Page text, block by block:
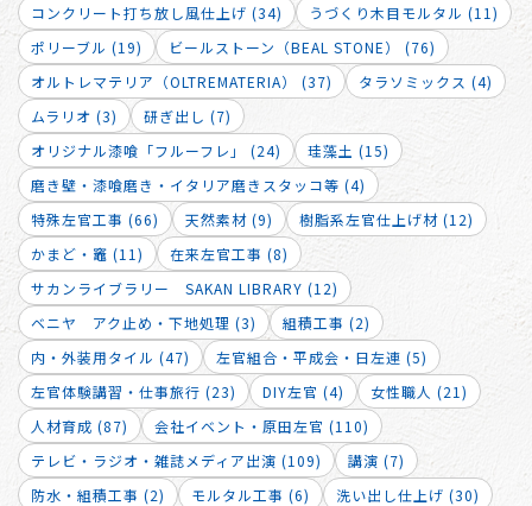
コンクリート打ち放し風仕上げ (34)
うづくり木目モルタル (11)
ポリーブル (19)
ビールストーン（BEAL STONE） (76)
オルトレマテリア（OLTREMATERIA） (37)
タラソミックス (4)
ムラリオ (3)
研ぎ出し (7)
オリジナル漆喰「フルーフレ」 (24)
珪藻土 (15)
磨き壁・漆喰磨き・イタリア磨きスタッコ等 (4)
特殊左官工事 (66)
天然素材 (9)
樹脂系左官仕上げ材 (12)
かまど・竈 (11)
在来左官工事 (8)
サカンライブラリー SAKAN LIBRARY (12)
ベニヤ アク止め・下地処理 (3)
組積工事 (2)
内・外装用タイル (47)
左官組合・平成会・日左連 (5)
左官体験講習・仕事旅行 (23)
DIY左官 (4)
女性職人 (21)
人材育成 (87)
会社イベント・原田左官 (110)
テレビ・ラジオ・雑誌メディア出演 (109)
講演 (7)
防水・組積工事 (2)
モルタル工事 (6) 洗い出し仕上げ (30)